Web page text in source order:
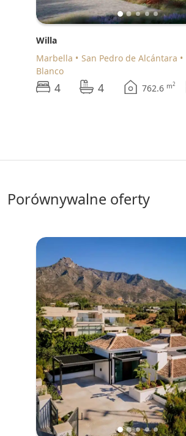
Willa
Marbella
San Pedro de Alcántara
Blanco
4 4 762.6 m2
porównywalne oferty